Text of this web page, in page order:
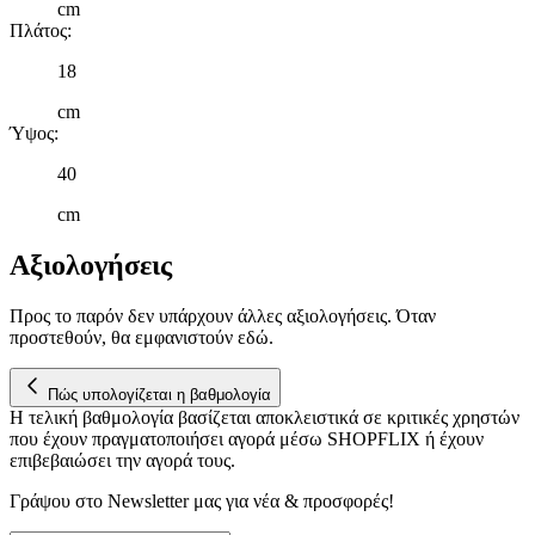
cm
Πλάτος:
18
cm
Ύψος:
40
cm
Αξιολογήσεις
Προς το παρόν δεν υπάρχουν άλλες αξιολογήσεις. Όταν
προστεθούν, θα εμφανιστούν εδώ.
Πώς υπολογίζεται η βαθμολογία
Η τελική βαθμολογία βασίζεται αποκλειστικά σε κριτικές χρηστών
που έχουν πραγματοποιήσει αγορά μέσω SHOPFLIX ή έχουν
επιβεβαιώσει την αγορά τους.
Γράψου στο Νewsletter μας για νέα & προσφορές!